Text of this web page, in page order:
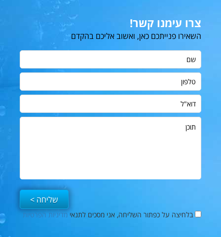
צרו עימנו קשר!
השאירו פנייתכם כאן, ואשוב אליכם בהקדם
שם
טלפון
דוא"ל
תוכן
בלחיצה על כפתור השליחה, אני מסכים לתנאי מדיניות הפרטיות